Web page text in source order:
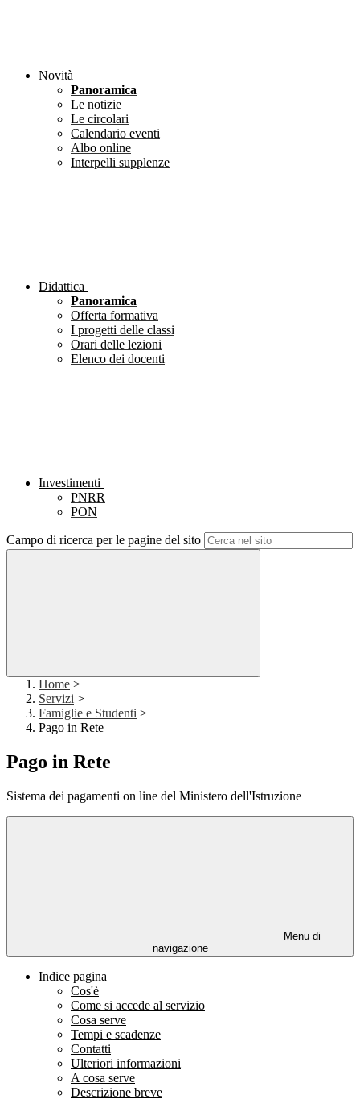
Novità
Panoramica
Le notizie
Le circolari
Calendario eventi
Albo online
Interpelli supplenze
Didattica
Panoramica
Offerta formativa
I progetti delle classi
Orari delle lezioni
Elenco dei docenti
Investimenti
PNRR
PON
Campo di ricerca per le pagine del sito
Home >
Servizi >
Famiglie e Studenti >
Pago in Rete
Pago in Rete
Sistema dei pagamenti on line del Ministero dell'Istruzione
Menu di
navigazione
Indice pagina
Cos'è
Come si accede al servizio
Cosa serve
Tempi e scadenze
Contatti
Ulteriori informazioni
A cosa serve
Descrizione breve